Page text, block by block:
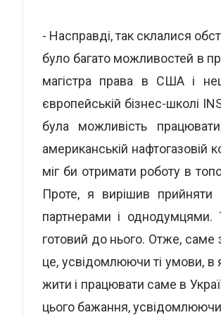
- Насправді, так склалися
було багато можливостей в
магістра права в США і
європейській бізнес-школі
була можливість
американській нафтогазовій
міг би отримати роботу в
Проте, я вирішив
партнерами і однодумцями.
готовий до нього. Отже, саме
це, усвідомлюючи ті умови,
жити і працювати саме в
цього бажання, усвідомлюючи